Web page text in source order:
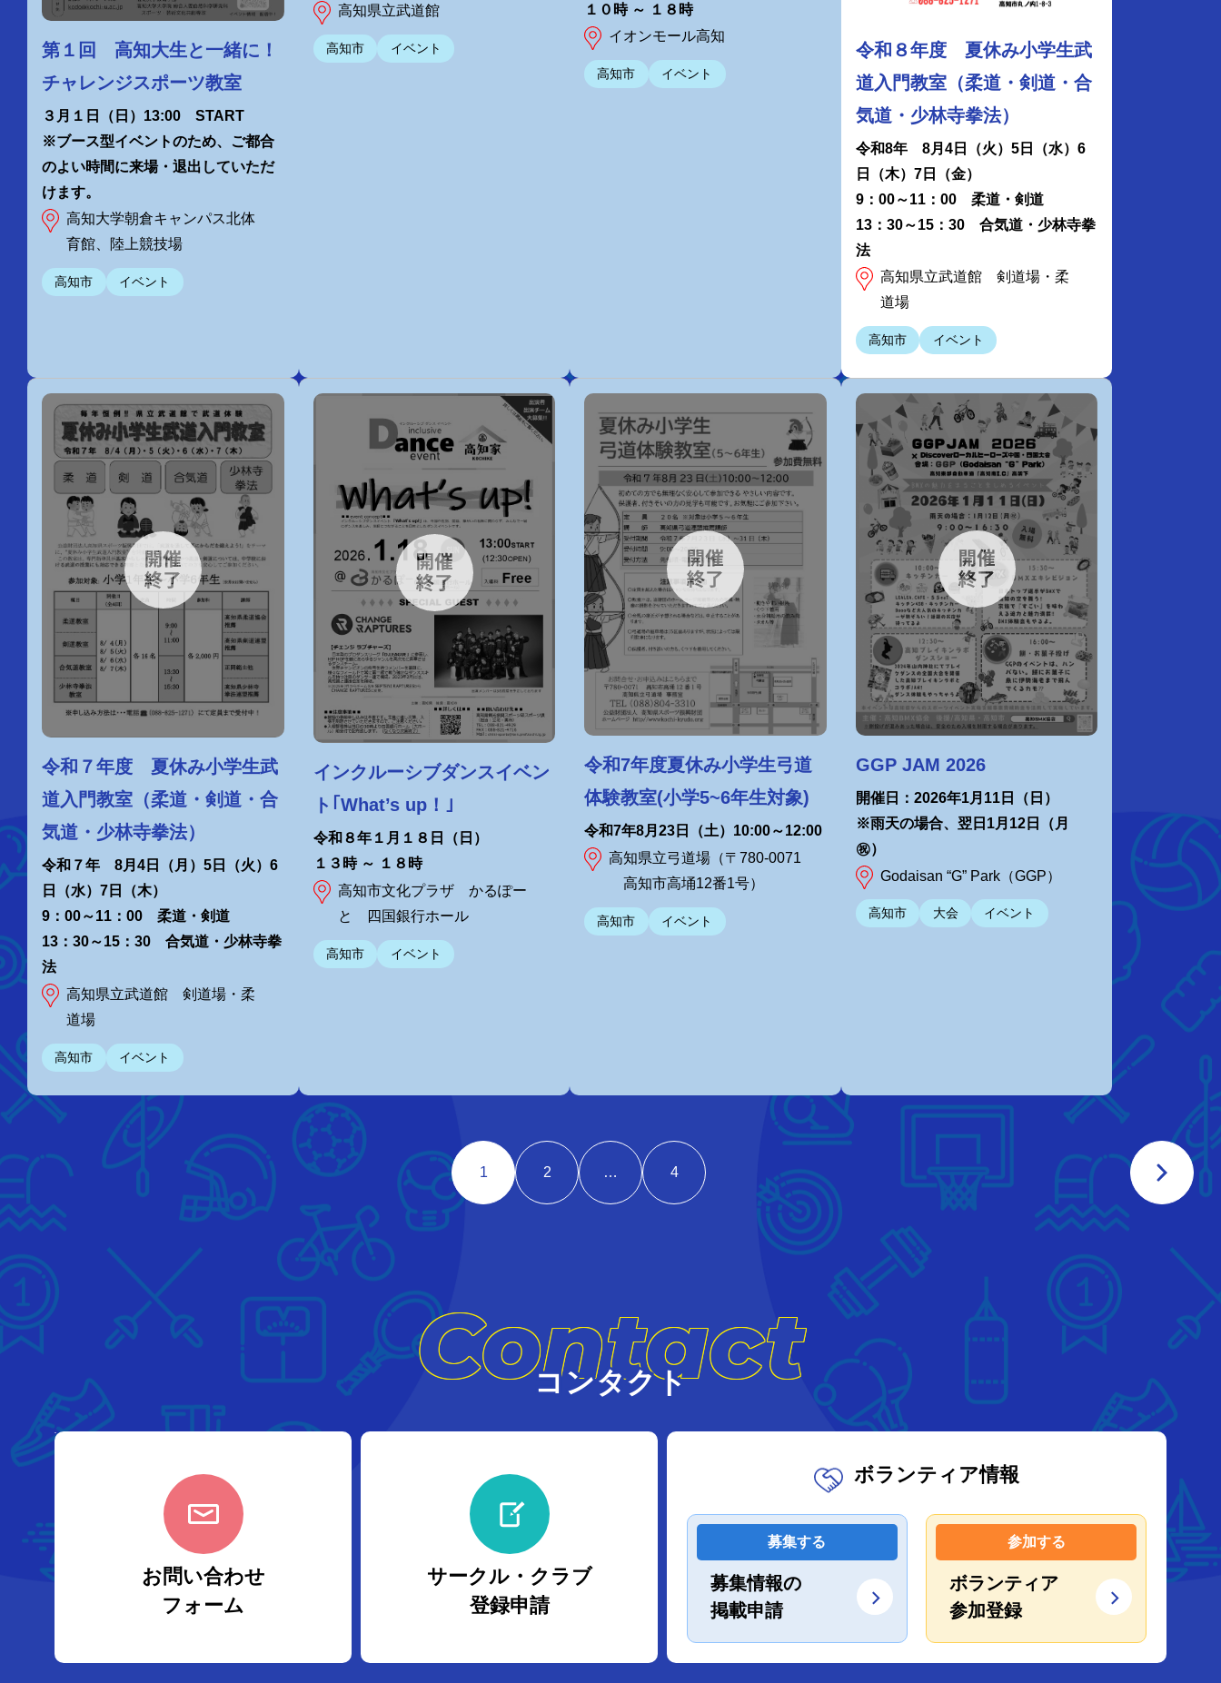
第１回 高知大生と一緒に！
チャレンジスポーツ教室
３月１日（日）13:00 START
※ブース型イベントのため、ご都合
のよい時間に来場・退出していただ
けます。
高知大学朝倉キャンパス北体
育館、陸上競技場
高知市 イベント
高知県立武道館
高知市 イベント
１０時 ～ １８時
イオンモール高知
高知市 イベント
令和８年度 夏休み小学生武
道入門教室（柔道・剣道・合
気道・少林寺拳法）
令和8年 8月4日（火）5日（水）6
日（木）7日（金）
9：00～11：00 柔道・剣道
13：30～15：30 合気道・少林寺拳
法
高知県立武道館 剣道場・柔
道場
高知市 イベント
令和７年度 夏休み小学生武
道入門教室（柔道・剣道・合
気道・少林寺拳法）
令和７年 8月4日（月）5日（火）6
日（水）7日（木）
9：00～11：00 柔道・剣道
13：30～15：30 合気道・少林寺拳
法
高知県立武道館 剣道場・柔
道場
高知市 イベント
インクルーシブダンスイベン
ト｢What’s up！｣
令和８年１月１８日（日）
１３時 ～ １８時
高知市文化プラザ かるぽー
と 四国銀行ホール
高知市 イベント
令和7年度夏休み小学生弓道
体験教室(小学5~6年生対象)
令和7年8月23日（土）10:00～12:00
高知県立弓道場（〒780-0071
高知市高埇12番1号）
高知市 イベント
GGP JAM 2026
開催日：2026年1月11日（日）
※雨天の場合、翌日1月12日（月
㊗）
Godaisan “G” Park（GGP）
高知市 大会 イベント
1 2 … 4
Contact
コンタクト
お問い合わせ
フォーム
サークル・クラブ
登録申請
ボランティア情報
募集する
募集情報の
掲載申請
参加する
ボランティア
参加登録